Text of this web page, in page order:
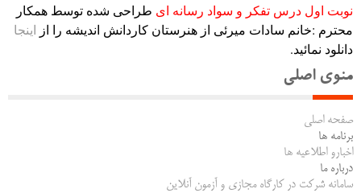
نوبت اول درس تفکر و سواد رسانه ای طراحی شده توسط همکار
محترم :خانم سادات میرئی از هنرستان کاردانش اندیشه را از اینجا
دانلود نمائید.
منوی اصلی
صفحه اصلی
برنامه ها
اخبارو اطلاعیه ها
درباره ما
سامانه شرکت در کارگاه مجازی و آزمون آنلاین